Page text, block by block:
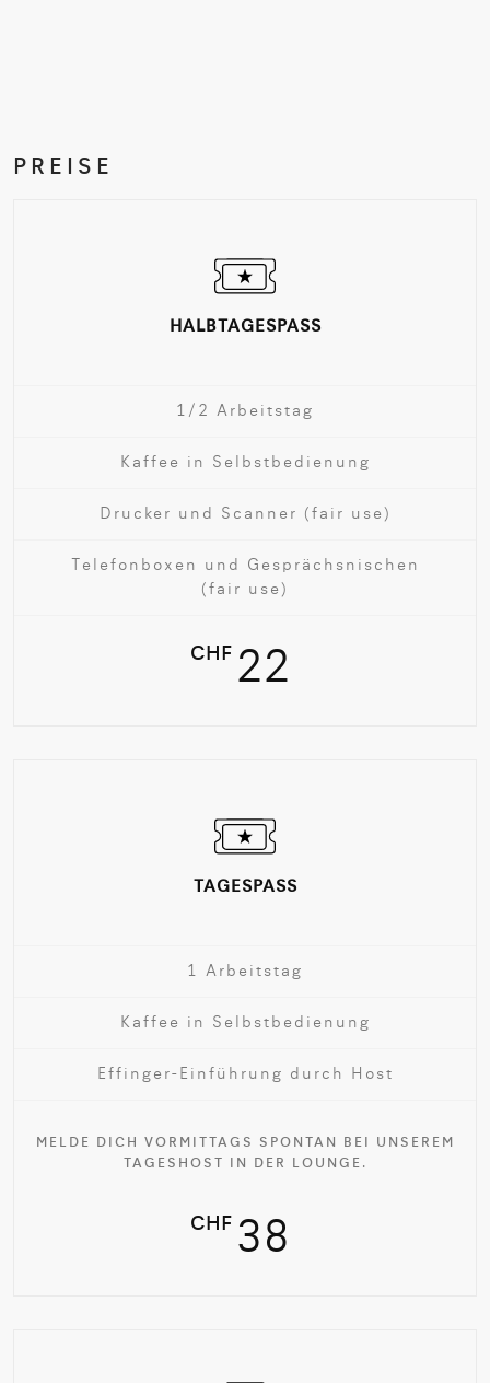
PREISE
HALBTAGESPASS
1/2 Arbeitstag
Kaffee in Selbstbedienung
Drucker und Scanner (fair use)
Telefonboxen und Gesprächsnischen
(fair use)
CHF 22
TAGESPASS
1 Arbeitstag
Kaffee in Selbstbedienung
Effinger-Einführung durch Host
MELDE DICH VORMITTAGS SPONTAN BEI UNSEREM
TAGESHOST IN DER LOUNGE.
CHF 38